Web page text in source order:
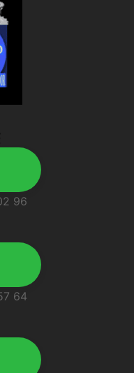
636 02 96
610 57 64